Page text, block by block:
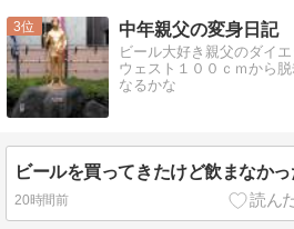
3 中年親父の変身日記
ビール大好き親父のダイ
ウェスト１００ｃｍから
なるかな
ビールを買ってきたけど飲まなかっ
20時間前